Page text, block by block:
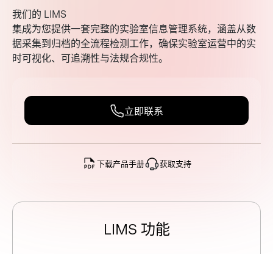
我们的 L IMS
集成为您提供一套完整的实验室信息管理系统， 涵盖从数
据采集到 归档的全流程检测 工作， 确保实验室运营中的实
时可视化、 可追溯性与法规合规性。
立即联系
下载产品手册 获取支持
LIMS 功能